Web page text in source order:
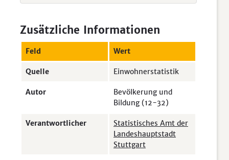
Zusätzliche Informationen
Feld Wert
Quelle Einwohnerstatistik
Autor
Bevölkerung und
Bildung (12-32)
Verantwortlicher
Statistisches Amt der
Landeshauptstadt
Stuttgart